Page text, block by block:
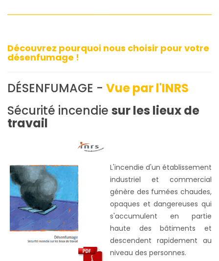
Découvrez pourquoi nous choisir pour votre
désenfumage !
DÉSENFUMAGE - Vue par l'INRS
Sécurité incendie sur les lieux de
travail
L'incendie d'un établissement
industriel et commercial
génère des fumées chaudes,
opaques et dangereuses qui
s'accumulent en partie
haute des bâtiments et
descendent rapidement au
niveau des personnes.